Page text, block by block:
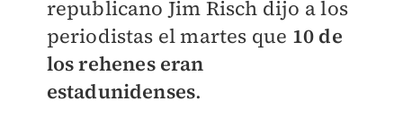
republicano Jim Risch dijo a los
periodistas el martes que 10 de
los rehenes eran
estadunidenses.